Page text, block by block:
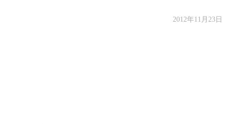
2012年11月23日